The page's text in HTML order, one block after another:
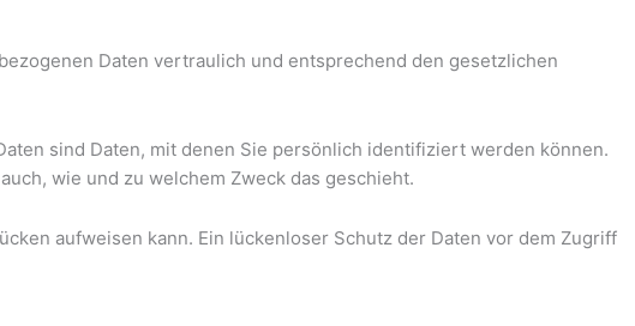
Daten vertraulich und entsprechend den gesetzlichen
sind Daten, mit denen Sie persönlich identifiziert werden können.
wie und zu welchem Zweck das geschieht.
aufweisen kann. Ein lückenloser Schutz der Daten vor dem Zugriff